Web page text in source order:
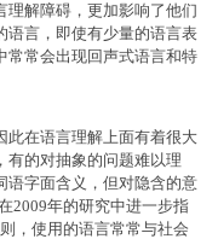
理解障碍，更加影响了他们
语言，即使有少量的语言表
常常会出现回声式语言和特
此在语言理解上面有着很大
有的对抽象的问题难以理
语字面含义，但对隐含的意
2009年的研究中进一步指
，使用的语言常常与社会